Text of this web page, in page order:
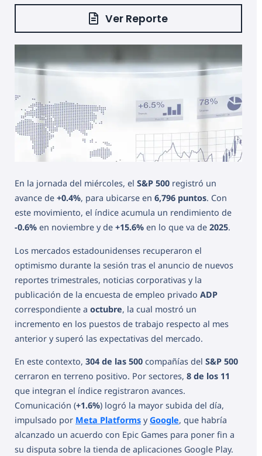
Ver Reporte
En la jornada del miércoles, el S&P 500 registró un
avance de +0.4%, para ubicarse en 6,796 puntos. Con
este movimiento, el índice acumula un rendimiento de
-0.6% en noviembre y de +15.6% en lo que va de 2025.
Los mercados estadounidenses recuperaron el
optimismo durante la sesión tras el anuncio de nuevos
reportes trimestrales, noticias corporativas y la
publicación de la encuesta de empleo privado ADP
correspondiente a octubre, la cual mostró un
incremento en los puestos de trabajo respecto al mes
anterior y superó las expectativas del mercado.
En este contexto, 304 de las 500 compañías del S&P 500
cerraron en terreno positivo. Por sectores, 8 de los 11
que integran el índice registraron avances.
Comunicación (+1.6%) logró la mayor subida del día,
impulsado por Meta Platforms yGoogle, que habría
alcanzado un acuerdo con Epic Games para poner fin a
su disputa sobre la tienda de aplicaciones Google Play.